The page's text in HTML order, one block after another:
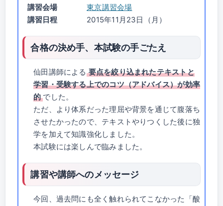
講習会場
東京講習会場
講習日程
2015年11月23日（月）
合格の決め手、本試験の手ごたえ
仙田講師による 要点を絞り込まれたテキストと
学習・受験する上でのコツ（アドバイス）が効率
的 でした。
ただ、より体系だった理屈や背景を通じて腹落ち
させたかったので、テキストやりつくした後に独
学を加えて知識強化しました。
本試験には楽しんで臨みました。
講習や講師へのメッセージ
今回、過去問にも全く触れられてこなかった「酸